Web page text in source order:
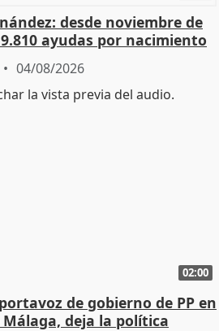
desde noviembre de
ayudas por nacimiento
04/08/2026
02:00
de gobierno de PP en
deja la política